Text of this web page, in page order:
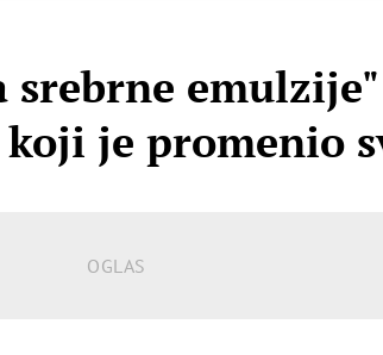
srebrne
je promenio